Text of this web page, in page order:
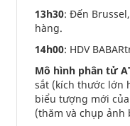
13h30: Đến
hàng.
14h00: HDV
Mô hình phân tử
sắt (kích thước lớn
biểu tượng mới
(thăm và chụp ảnh